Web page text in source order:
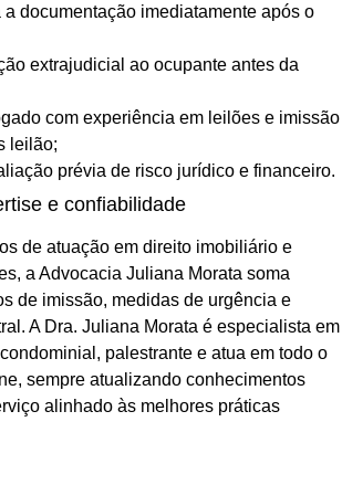
a documentação imediatamente após o
extrajudicial ao ocupante antes da
com experiência em leilões e imissão
leilão;
prévia de risco jurídico e financeiro.
e confiabilidade
de atuação em direito imobiliário e
a Advocacia Juliana Morata soma
de imissão, medidas de urgência e
A Dra. Juliana Morata é especialista em
palestrante e atua em todo o
sempre atualizando conhecimentos
alinhado às melhores práticas